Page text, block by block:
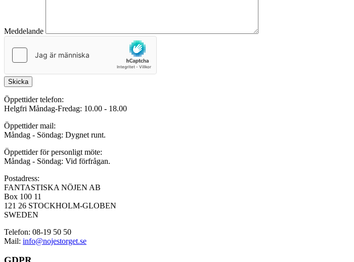
Meddelande
Skicka
Öppettider telefon:
Helgfri Måndag-Fredag: 10.00 - 18.00
Öppettider mail:
Måndag - Söndag: Dygnet runt.
Öppettider för personligt möte:
Måndag - Söndag: Vid förfrågan.
Postadress:
FANTASTISKA NÖJEN AB
Box 100 11
121 26 STOCKHOLM-GLOBEN
SWEDEN
Telefon: 08-19 50 50
Mail: info@nojestorget.se